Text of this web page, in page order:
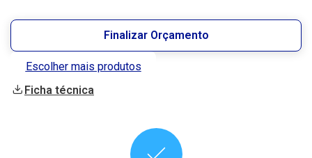
Finalizar Orçamento
Escolher mais produtos
Ficha técnica